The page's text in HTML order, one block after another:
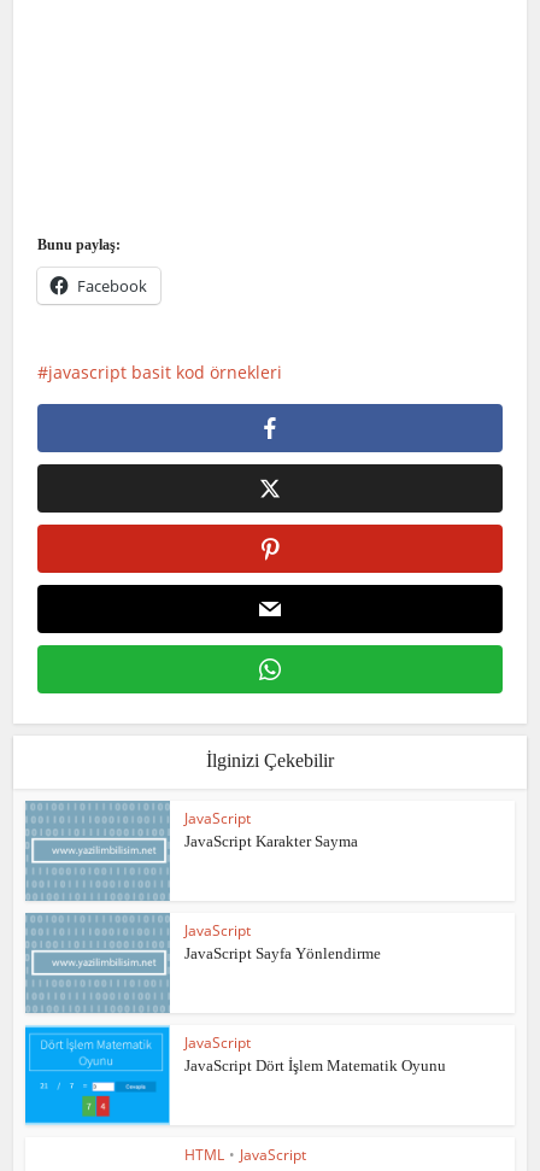
Bunu paylaş:
Facebook
javascript basit kod örnekleri
İlginizi Çekebilir
JavaScript
JavaScript Karakter Sayma
JavaScript
JavaScript Sayfa Yönlendirme
JavaScript
JavaScript Dört İşlem Matematik Oyunu
HTML • JavaScript